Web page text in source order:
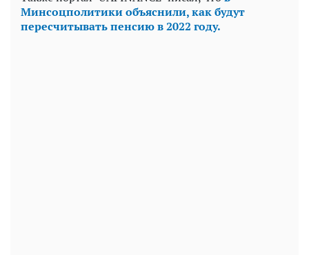
Минсоцполитики объяснили, как будут
пересчитывать пенсию в 2022 году.